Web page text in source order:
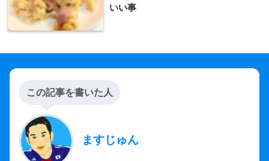
いい事
この記事を書いた人
ますじゅん